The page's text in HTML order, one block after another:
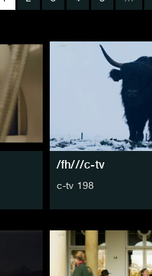
/fh///c-tv
c-tv 198